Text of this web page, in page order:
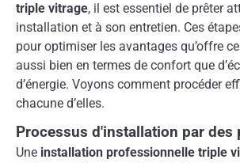
triple vitrage, il est essentiel de prêter
installation et à son entretien. Ces
pour optimiser les avantages qu’offre
aussi bien en termes de confort que
d’énergie. Voyons comment procéder
chacune d’elles.
Processus d'installation par
Une installation professionnelle triple